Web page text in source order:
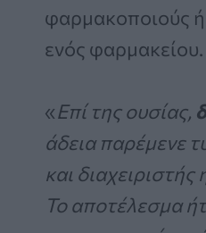
φαρμακοποιούς ή
ενός φαρμακείου.
«Επί της ουσίας,
άδεια παρέμενε
και διαχειριστής
Το αποτέλεσμα